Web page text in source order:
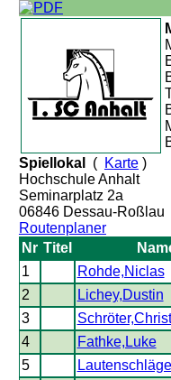
Spiellokal
( Karte)
Hochschule Anhalt
Seminarplatz 2a
06846 Dessau-Roßlau
Routenplaner
Nr Titel
1
Rohde,Niclas
2
Lichey,Dustin
3
4
Fathke,Luke
5